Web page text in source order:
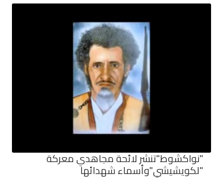
"نواكشوط"تنشر لائحة مجاهدي معركة
"لكويشيشي"وأسماء شهدائها